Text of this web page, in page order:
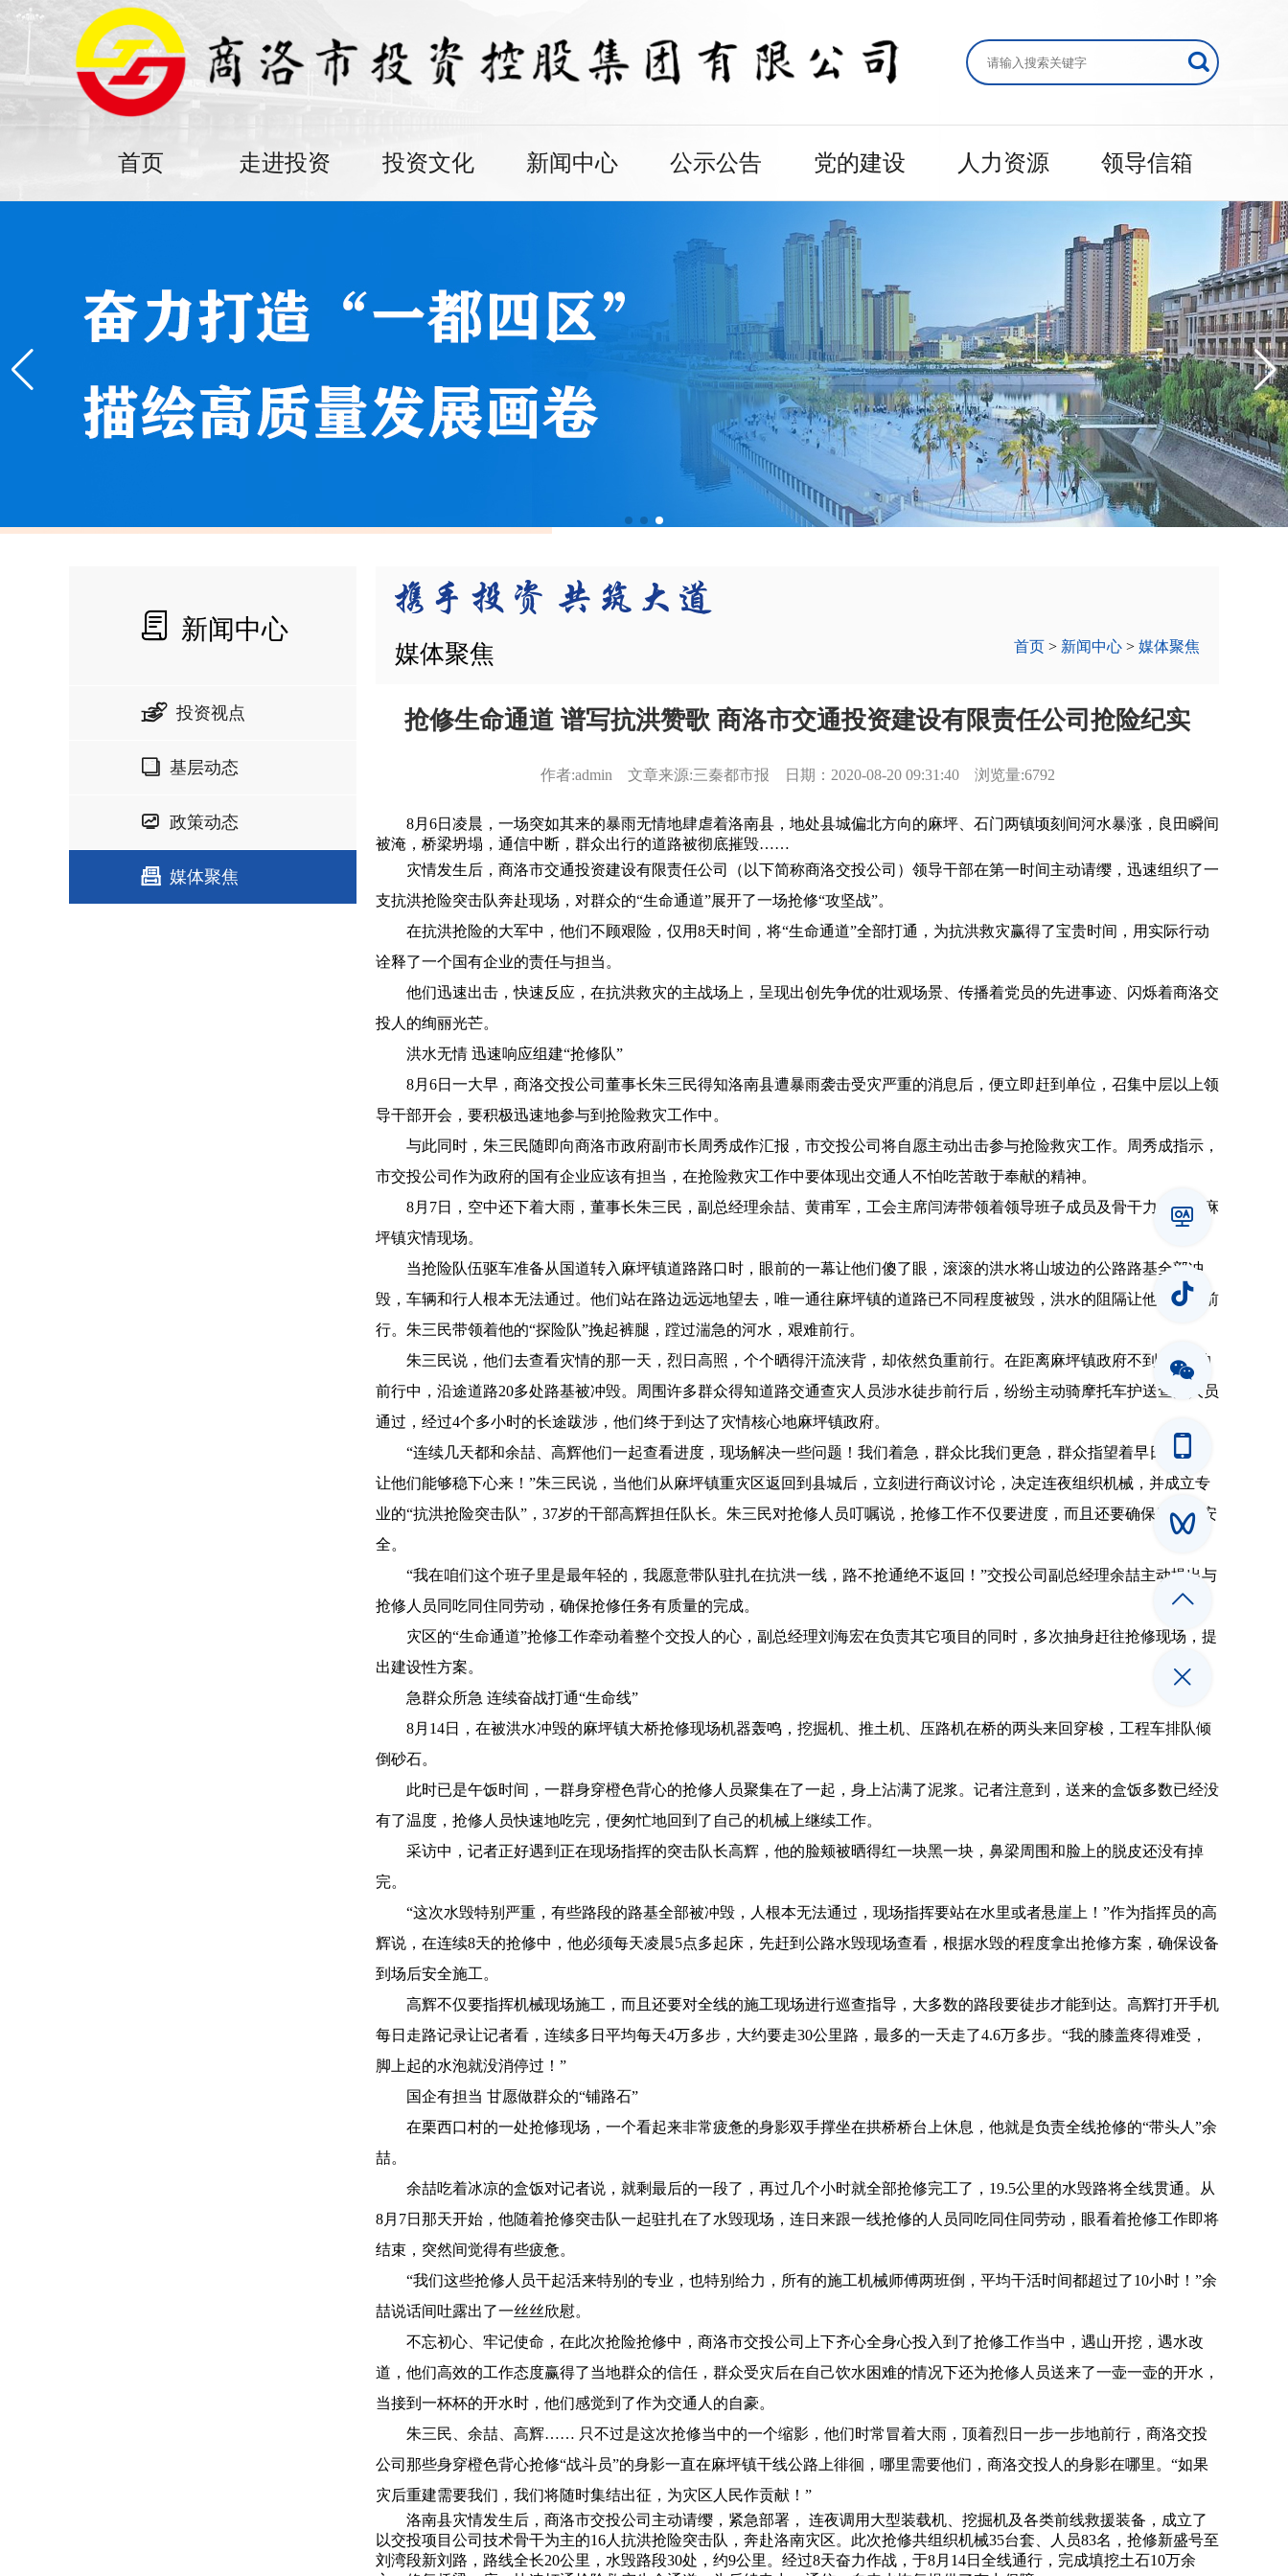
首页 走进投资 投资文化 新闻中心 公示公告 党的建设 人力资源 领导信箱
新闻中心
投资视点
基层动态
政策动态
媒体聚焦
媒体聚焦 首页 > 新闻中心 > 媒体聚焦
抢修生命通道 谱写抗洪赞歌 商洛市交通投资建设有限责任公司抢险纪实
作者:admin 文章来源:三秦都市报 日期：2020-08-20 09:31:40 浏览量:6792
8月6日凌晨，一场突如其来的暴雨无情地肆虐着洛南县，地处县城偏北方向的麻坪、石门两镇顷刻间河水暴涨，良田瞬间
被淹，桥梁坍塌，通信中断，群众出行的道路被彻底摧毁……
灾情发生后，商洛市交通投资建设有限责任公司（以下简称商洛交投公司）领导干部在第一时间主动请缨，迅速组织了一
支抗洪抢险突击队奔赴现场，对群众的“生命通道”展开了一场抢修“攻坚战”。
在抗洪抢险的大军中，他们不顾艰险，仅用8天时间，将“生命通道”全部打通，为抗洪救灾赢得了宝贵时间，用实际行动
诠释了一个国有企业的责任与担当。
他们迅速出击，快速反应，在抗洪救灾的主战场上，呈现出创先争优的壮观场景、传播着党员的先进事迹、闪烁着商洛交
投人的绚丽光芒。
洪水无情 迅速响应组建“抢修队”
8月6日一大早，商洛交投公司董事长朱三民得知洛南县遭暴雨袭击受灾严重的消息后，便立即赶到单位，召集中层以上领
导干部开会，要积极迅速地参与到抢险救灾工作中。
与此同时，朱三民随即向商洛市政府副市长周秀成作汇报，市交投公司将自愿主动出击参与抢险救灾工作。周秀成指示，
市交投公司作为政府的国有企业应该有担当，在抢险救灾工作中要体现出交通人不怕吃苦敢于奉献的精神。
8月7日，空中还下着大雨，董事长朱三民，副总经理余喆、黄甫军，工会主席闫涛带领着领导班子成员及骨干力量奔赴麻
坪镇灾情现场。
当抢险队伍驱车准备从国道转入麻坪镇道路路口时，眼前的一幕让他们傻了眼，滚滚的洪水将山坡边的公路路基全部冲
毁，车辆和行人根本无法通过。他们站在路边远远地望去，唯一通往麻坪镇的道路已不同程度被毁，洪水的阻隔让他们无法前
行。朱三民带领着他的“探险队”挽起裤腿，蹚过湍急的河水，艰难前行。
朱三民说，他们去查看灾情的那一天，烈日高照，个个晒得汗流浃背，却依然负重前行。在距离麻坪镇政府不到9公里的
前行中，沿途道路20多处路基被冲毁。周围许多群众得知道路交通查灾人员涉水徒步前行后，纷纷主动骑摩托车护送查灾人员
通过，经过4个多小时的长途跋涉，他们终于到达了灾情核心地麻坪镇政府。
“连续几天都和余喆、高辉他们一起查看进度，现场解决一些问题！我们着急，群众比我们更急，群众指望着早日修通，
让他们能够稳下心来！”朱三民说，当他们从麻坪镇重灾区返回到县城后，立刻进行商议讨论，决定连夜组织机械，并成立专
业的“抗洪抢险突击队”，37岁的干部高辉担任队长。朱三民对抢修人员叮嘱说，抢修工作不仅要进度，而且还要确保质量和安
全。
“我在咱们这个班子里是最年轻的，我愿意带队驻扎在抗洪一线，路不抢通绝不返回！”交投公司副总经理余喆主动提出与
抢修人员同吃同住同劳动，确保抢修任务有质量的完成。
灾区的“生命通道”抢修工作牵动着整个交投人的心，副总经理刘海宏在负责其它项目的同时，多次抽身赶往抢修现场，提
出建设性方案。
急群众所急 连续奋战打通“生命线”
8月14日，在被洪水冲毁的麻坪镇大桥抢修现场机器轰鸣，挖掘机、推土机、压路机在桥的两头来回穿梭，工程车排队倾
倒砂石。
此时已是午饭时间，一群身穿橙色背心的抢修人员聚集在了一起，身上沾满了泥浆。记者注意到，送来的盒饭多数已经没
有了温度，抢修人员快速地吃完，便匆忙地回到了自己的机械上继续工作。
采访中，记者正好遇到正在现场指挥的突击队长高辉，他的脸颊被晒得红一块黑一块，鼻梁周围和脸上的脱皮还没有掉
完。
“这次水毁特别严重，有些路段的路基全部被冲毁，人根本无法通过，现场指挥要站在水里或者悬崖上！”作为指挥员的高
辉说，在连续8天的抢修中，他必须每天凌晨5点多起床，先赶到公路水毁现场查看，根据水毁的程度拿出抢修方案，确保设备
到场后安全施工。
高辉不仅要指挥机械现场施工，而且还要对全线的施工现场进行巡查指导，大多数的路段要徒步才能到达。高辉打开手机
每日走路记录让记者看，连续多日平均每天4万多步，大约要走30公里路，最多的一天走了4.6万多步。“我的膝盖疼得难受，
脚上起的水泡就没消停过！”
国企有担当 甘愿做群众的“铺路石”
在栗西口村的一处抢修现场，一个看起来非常疲惫的身影双手撑坐在拱桥桥台上休息，他就是负责全线抢修的“带头人”余
喆。
余喆吃着冰凉的盒饭对记者说，就剩最后的一段了，再过几个小时就全部抢修完工了，19.5公里的水毁路将全线贯通。从
8月7日那天开始，他随着抢修突击队一起驻扎在了水毁现场，连日来跟一线抢修的人员同吃同住同劳动，眼看着抢修工作即将
结束，突然间觉得有些疲惫。
“我们这些抢修人员干起活来特别的专业，也特别给力，所有的施工机械师傅两班倒，平均干活时间都超过了10小时！”余
喆说话间吐露出了一丝丝欣慰。
不忘初心、牢记使命，在此次抢险抢修中，商洛市交投公司上下齐心全身心投入到了抢修工作当中，遇山开挖，遇水改
道，他们高效的工作态度赢得了当地群众的信任，群众受灾后在自己饮水困难的情况下还为抢修人员送来了一壶一壶的开水，
当接到一杯杯的开水时，他们感觉到了作为交通人的自豪。
朱三民、余喆、高辉…… 只不过是这次抢修当中的一个缩影，他们时常冒着大雨，顶着烈日一步一步地前行，商洛交投
公司那些身穿橙色背心抢修“战斗员”的身影一直在麻坪镇干线公路上徘徊，哪里需要他们，商洛交投人的身影在哪里。“如果
灾后重建需要我们，我们将随时集结出征，为灾区人民作贡献！”
洛南县灾情发生后，商洛市交投公司主动请缨，紧急部署， 连夜调用大型装载机、挖掘机及各类前线救援装备，成立了
以交投项目公司技术骨干为主的16人抗洪抢险突击队，奔赴洛南灾区。此次抢修共组织机械35台套、人员83名，抢修新盛号至
刘湾段新刘路，路线全长20公里，水毁路段30处，约9公里。经过8天奋力作战，于8月14日全线通行，完成填挖土石10万余